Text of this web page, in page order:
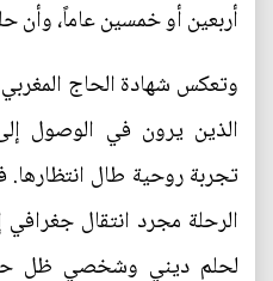
أربعين أو خمسين عاماً، وأن
وتعكس شهادة الحاج
الذين يرون في الوصول
تجربة روحية طال انتظارها.
الرحلة مجرد انتقال
لحلم ديني وشخصي ظل